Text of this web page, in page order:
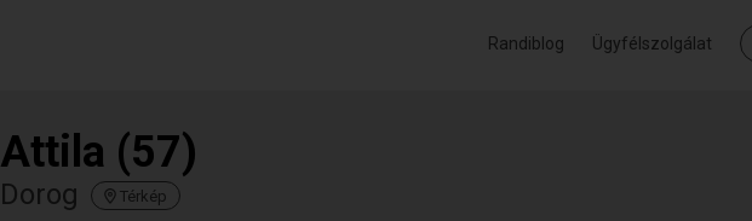
Randiblog Ügyfélszolgálat
Attila (57)
Dorog Térkép